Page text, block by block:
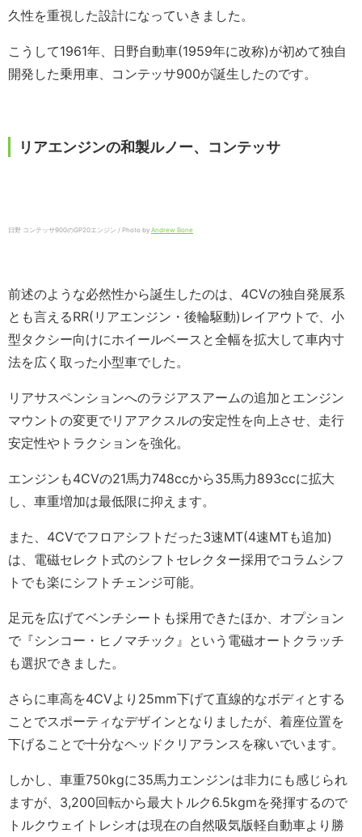
久性を重視した設計になっていきました。
こうして1961年、日野自動車(1959年に改称)が初めて独自
開発した乗用車、コンテッサ900が誕生したのです。
リアエンジンの和製ルノー、コンテッサ
日野 コンテッサ900のGP20エンジン / Photo by Andrew Bone
前述のような必然性から誕生したのは、4CVの独自発展系
とも言えるRR(リアエンジン・後輪駆動)レイアウトで、小
型タクシー向けにホイールベースと全幅を拡大して車内寸
法を広く取った小型車でした。
リアサスペンションへのラジアスアームの追加とエンジン
マウントの変更でリアアクスルの安定性を向上させ、走行
安定性やトラクションを強化。
エンジンも4CVの21馬力748ccから35馬力893ccに拡大
し、車重増加は最低限に抑えます。
また、4CVでフロアシフトだった3速MT(4速MTも追加)
は、電磁セレクト式のシフトセレクター採用でコラムシフ
トでも楽にシフトチェンジ可能。
足元を広げてベンチシートも採用できたほか、オプション
で『シンコー・ヒノマチック』という電磁オートクラッチ
も選択できました。
さらに車高を4CVより25mm下げて直線的なボディとする
ことでスポーティなデザインとなりましたが、着座位置を
下げることで十分なヘッドクリアランスを稼いでいます。
しかし、車重750kgに35馬力エンジンは非力にも感じられ
ますが、3,200回転から最大トルク6.5kgmを発揮するので
トルクウェイトレシオは現在の自然吸気版軽自動車より勝